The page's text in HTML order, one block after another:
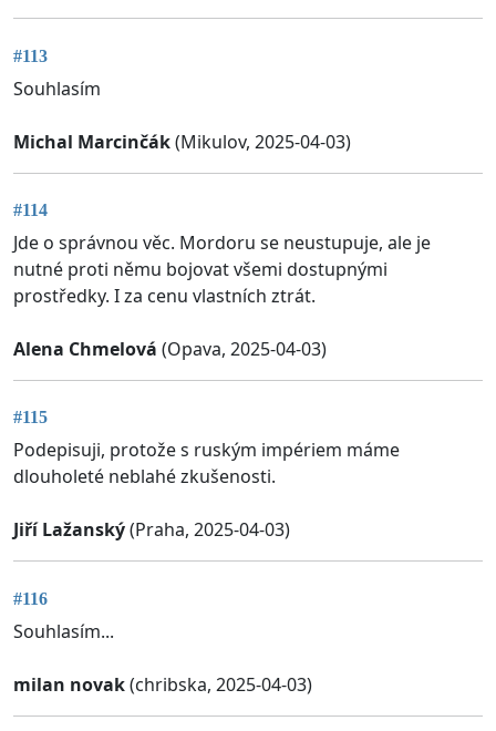
#113
Souhlasím
Michal Marcinčák(Mikulov, 2025-04-03)
#114
Jde o správnou věc. Mordoru se neustupuje, ale je
nutné proti němu bojovat všemi dostupnými
prostředky. I za cenu vlastních ztrát.
Alena Chmelová (Opava, 2025-04-03)
#115
Podepisuji, protože s ruským impériem máme
dlouholeté neblahé zkušenosti.
Jiří Lažanský(Praha, 2025-04-03)
#116
Souhlasím...
milan novak(chribska, 2025-04-03)